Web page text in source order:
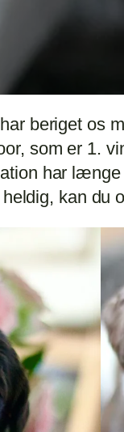
beriget os
som er 1.
har
kan du